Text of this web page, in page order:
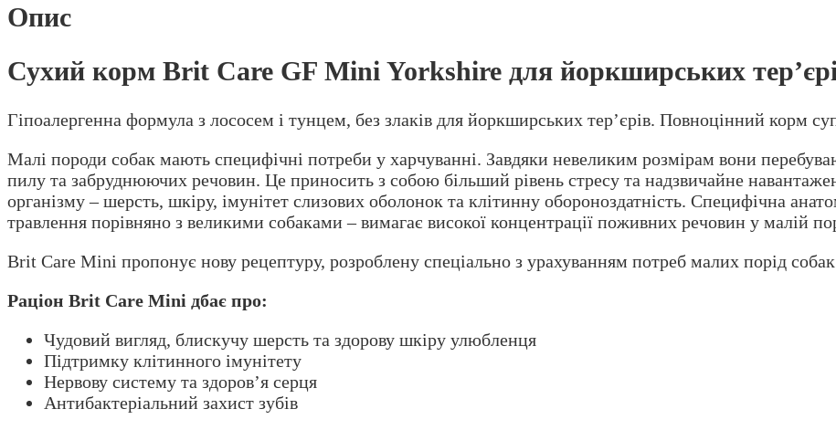
Опис
Сухий корм Brit Care GF Mini Yorkshire для йоркширських
Гіпоалергенна формула з лососем і тунцем, без злаків для йоркширських тер’єрів. Повноцінний корм
Малі породи собак мають специфічні потреби у харчуванні. Завдяки невеликим розмірам вони
пилу та забруднюючих речовин. Це приносить з собою більший рівень стресу та надзвичайне
організму – шерсть, шкіру, імунітет слизових оболонок та клітинну обороноздатність. Специфічна
травлення порівняно з великими собаками – вимагає високої концентрації поживних речовин у малій
Brit Care Mini пропонує нову рецептуру, розроблену спеціально з урахуванням потреб малих порід
Раціон Brit Care Mini дбає про:
Чудовий вигляд, блискучу шерсть та здорову шкіру улюбленця
Підтримку клітинного імунітету
Нервову систему та здоров’я серця
Антибактеріальний захист зубів